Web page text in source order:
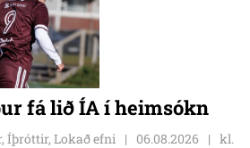
fá lið ÍA í heimsókn
Íþróttir, Lokað efni 06.08.2026
kl.